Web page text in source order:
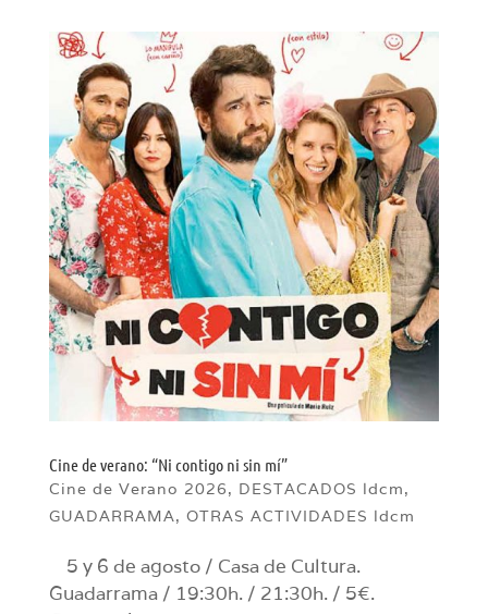
Cine de verano: “Ni contigo ni sin mí”
Cine de Verano 2026, DESTACADOS ldcm,
GUADARRAMA, OTRAS ACTIVIDADES ldcm
5 y 6 de agosto / Casa de Cultura.
Guadarrama / 19:30h. / 21:30h. / 5€.